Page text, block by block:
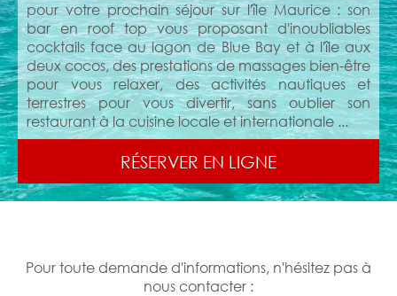
pour votre prochain séjour sur l'île Maurice : son
bar en roof top vous proposant d'inoubliables
cocktails face au lagon de Blue Bay et à l'île aux
deux cocos, des prestations de massages bien-être
pour vous relaxer, des activités nautiques et
terrestres pour vous divertir, sans oublier son
restaurant à la cuisine locale et internationale ...
RÉSERVER EN LIGNE
Pour toute demande d'informations, n'hésitez pas à
nous contacter :